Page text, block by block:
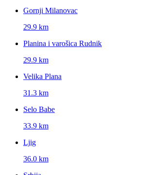
Gornji Milanovac
29.9 km
Planina i varošica Rudnik
29.9 km
Velika Plana
31.3 km
Selo Babe
33.9 km
Ljig
36.0 km